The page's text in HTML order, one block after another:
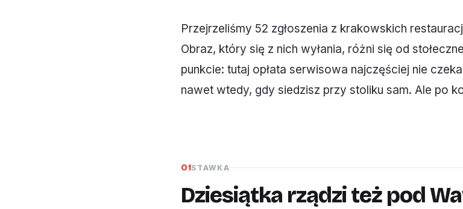
Przejrzeliśmy 52 zgłoszenia z krakowskich
Obraz, który się z nich wyłania, różni się od
punkcie: tutaj opłata serwisowa najczęściej nie
nawet wtedy, gdy siedzisz przy stoliku sam. Ale po
01STAWKA
Dziesiątka rządzi też pod